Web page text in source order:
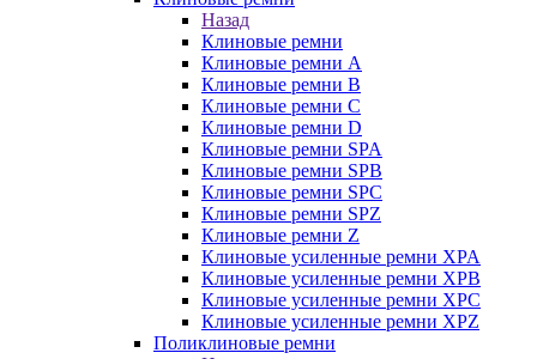
Назад
Клиновые ремни
Клиновые ремни A
Клиновые ремни B
Клиновые ремни C
Клиновые ремни D
Клиновые ремни SPA
Клиновые ремни SPB
Клиновые ремни SPC
Клиновые ремни SPZ
Клиновые ремни Z
Клиновые усиленные ремни XPA
Клиновые усиленные ремни XPB
Клиновые усиленные ремни XPC
Клиновые усиленные ремни XPZ
Поликлиновые ремни